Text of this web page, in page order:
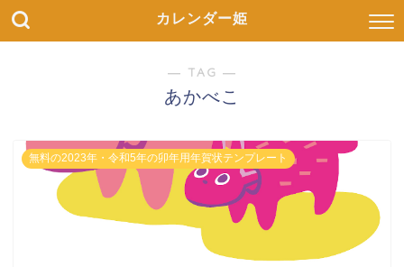
カレンダー姫
― TAG ―
あかべこ
無料の2023年・令和5年の卯年用年賀状テンプレート